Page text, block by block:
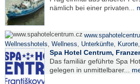
nämlich bei einer privaten...
Wellnesshotels, Wellness, Unterkünfte, Kurorte,
Spa Hotel Centrum,
Das familiär geführte Spa
gelegen in unmittelbarer...